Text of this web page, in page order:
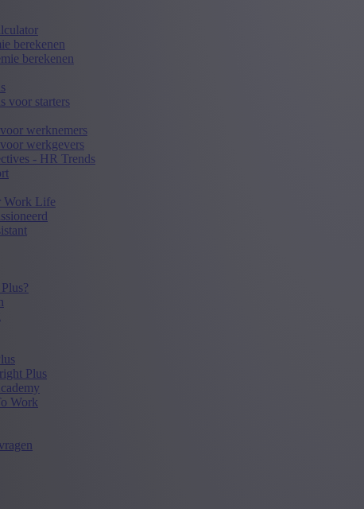
berekenen
berekenen
voor starters
werknemers
werkgevers
- HR Trends
Work Life
Plus
Work